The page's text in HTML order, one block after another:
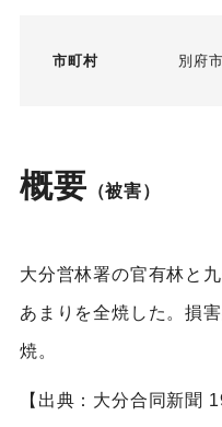
市町村 別府市
概要 （被害）
大分営林署の官有林と
あまりを全焼した。損
焼。
【出典：大分合同新聞